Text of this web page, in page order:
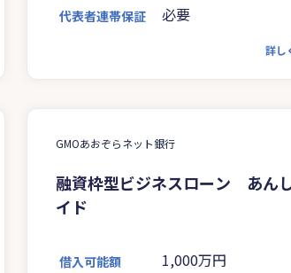
代表者連帯保証 必要
詳し
GMOあおぞらネット銀行
融資枠型ビジネスローン あん
イド
借入可能額 1,000万円